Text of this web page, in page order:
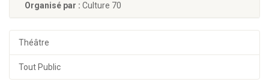
Organisé par : Culture 70
Théâtre
Tout Public